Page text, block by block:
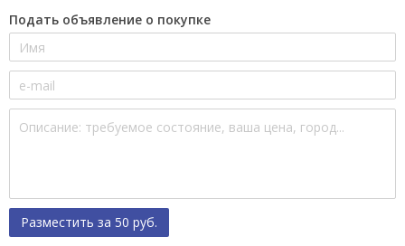
Подать объявление о покупке
Разместить за 50 руб.